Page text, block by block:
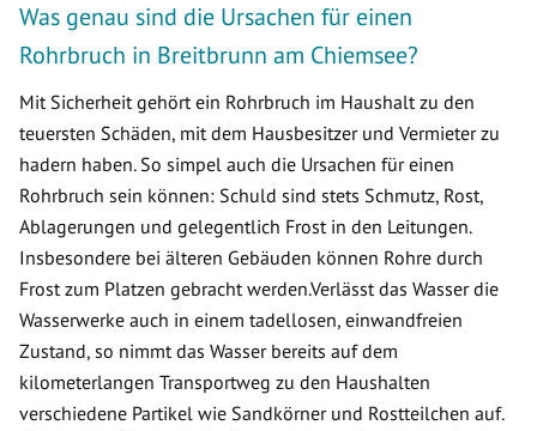
Was genau sind die Ursachen für einen
Rohrbruch in Breitbrunn am Chiemsee?
Mit Sicherheit gehört ein Rohrbruch im Haushalt zu den
teuersten Schäden, mit dem Hausbesitzer und Vermieter zu
hadern haben. So simpel auch die Ursachen für einen
Rohrbruch sein können: Schuld sind stets Schmutz, Rost,
Ablagerungen und gelegentlich Frost in den Leitungen.
Insbesondere bei älteren Gebäuden können Rohre durch
Frost zum Platzen gebracht werden.Verlässt das Wasser die
Wasserwerke auch in einem tadellosen, einwandfreien
Zustand, so nimmt das Wasser bereits auf dem
kilometerlangen Transportweg zu den Haushalten
verschiedene Partikel wie Sandkörner und Rostteilchen auf.